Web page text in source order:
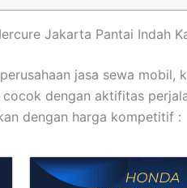
Jakarta Pantai Indah
jasa sewa mobil,
dengan aktifitas
dengan harga kompetitif :